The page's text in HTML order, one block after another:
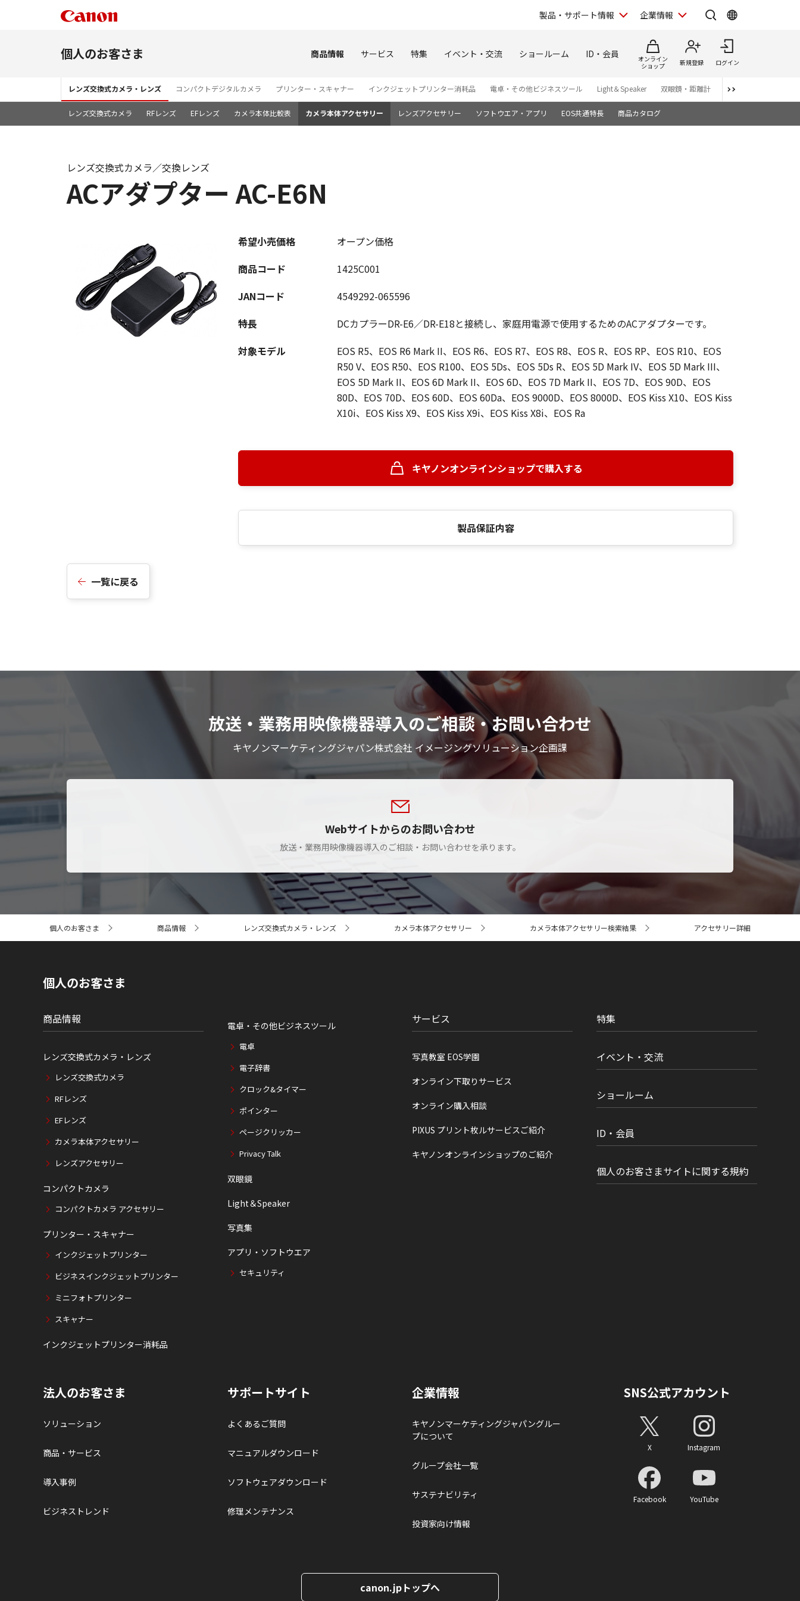
製品・サポート情報 企業情報
個人のお客さま 商品情報 サービス 特集 イベント・交流 ショールーム ID・会員
オンライン
ショップ
新規登録 ログイン
レンズ交換式カメラ・レンズ コンパクトデジタルカメラ プリンター・スキャナー インクジェットプリンター消耗品 電卓・その他ビジネスツール Light＆Speaker 双眼鏡・距離計 写真集
レンズ交換式カメラ RFレンズ EFレンズ カメラ本体比較表 カメラ本体アクセサリー レンズアクセサリー ソフトウエア・アプリ EOS共通特長 商品カタログ
ACアダプター AC-E6N
レンズ交換式カメラ／交換レンズ
希望小売価格
オープン価格
商品コード
1425C001
JANコード
4549292-065596
特長
DCカプラーDR-E6／DR-E18と接続し、家庭用電源で使用するためのACアダプターです。
対象モデル
EOS R5、EOS R6 Mark II、EOS R6、EOS R7、EOS R8、EOS R、EOS RP、EOS R10、EOS
R50 V、EOS R50、EOS R100、EOS 5Ds、EOS 5Ds R、EOS 5D Mark IV、EOS 5D Mark III、
EOS 5D Mark II、EOS 6D Mark II、EOS 6D、EOS 7D Mark II、EOS 7D、EOS 90D、EOS
80D、EOS 70D、EOS 60D、EOS 60Da、EOS 9000D、EOS 8000D、EOS Kiss X10、EOS Kiss
X10i、EOS Kiss X9、EOS Kiss X9i、EOS Kiss X8i、EOS Ra
キヤノンオンラインショップで購入する
製品保証内容
一覧に戻る
放送・業務用映像機器導入のご相談・お問い合わせ
キヤノンマーケティングジャパン株式会社 イメージングソリューション企画課
Webサイトからのお問い合わせ
放送・業務用映像機器導入のご相談・お問い合わせを承ります。
ト
個人のお客さま 商品情報 レンズ交換式カメラ・レンズ カメラ本体アクセサリー カメラ本体アクセサリー検索結果 アクセサリー詳細
個人のお客さま
商品情報
レンズ交換式カメラ・レンズ
レンズ交換式カメラ
RFレンズ
EFレンズ
カメラ本体アクセサリー
レンズアクセサリー
コンパクトカメラ
コンパクトカメラ アクセサリー
プリンター・スキャナー
インクジェットプリンター
ビジネスインクジェットプリンター
ミニフォトプリンター
スキャナー
インクジェットプリンター消耗品
電卓・その他ビジネスツール
電卓
電子辞書
クロック&タイマー
ポインター
ページクリッカー
Privacy Talk
双眼鏡
Light＆Speaker
写真集
アプリ・ソフトウエア
セキュリティ
サービス
写真教室 EOS学園
オンライン下取りサービス
オンライン購入相談
PIXUS プリント枚ルサービスご紹介
キヤノンオンラインショップのご紹介
特集
イベント・交流
ショールーム
ID・会員
個人のお客さまサイトに関する規約
法人のお客さま
ソリューション
商品・サービス
導入事例
ビジネストレンド
サポートサイト
よくあるご質問
マニュアルダウンロード
ソフトウェアダウンロード
修理メンテナンス
企業情報
キヤノンマーケティングジャパングルー
プについて
グループ会社一覧
サステナビリティ
投資家向け情報
SNS公式アカウント
X Instagram
Facebook YouTube
canon.jpトップへ